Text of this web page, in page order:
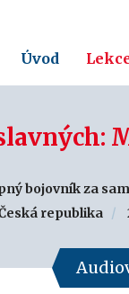
Úvod
bojovník za
republika